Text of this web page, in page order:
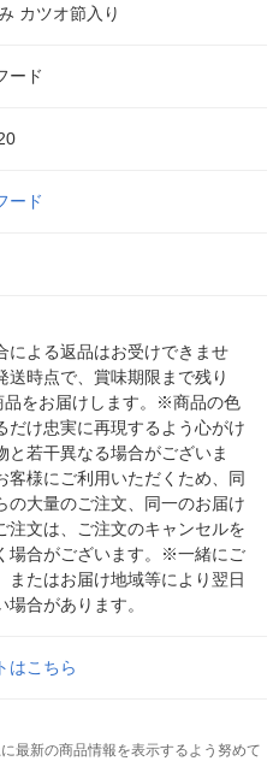
カツオ節入り
ード
ード
による返品はお受けできませ
時点で、賞味期限まで残り
品をお届けします。※商品の色
だけ忠実に再現するよう心がけ
と若干異なる場合がございま
様にご利用いただくため、同
の大量のご注文、同一のお届け
注文は、ご注文のキャンセルを
場合がございます。※一緒にご
またはお届け地域等により翌日
合があります。
はこちら
最新の商品情報を表示するよう努めて